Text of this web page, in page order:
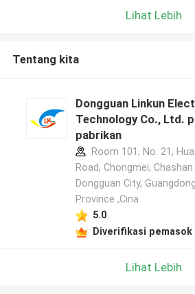
Lihat Lebih
Tentang kita
Dongguan Linkun
Technology Co., Ltd.
pabrikan
Room 101, No. 21,
Road, Chongmei,
Dongguan City, Guangdong
Province ,Cina
5.0
Diverifikasi pemasok
Lihat Lebih